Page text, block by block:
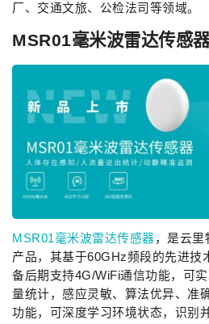
厂、交通文旅、公检法司等领域。
MSR01毫米波雷达传感
MSR01毫米波雷达传感器，是云
产品，其基于60GHz频段的先进技
备后期支持4G/WiFi通信功能，可
量统计，感应灵敏、算法优异、准
功能，可深度学习环境状态，识别